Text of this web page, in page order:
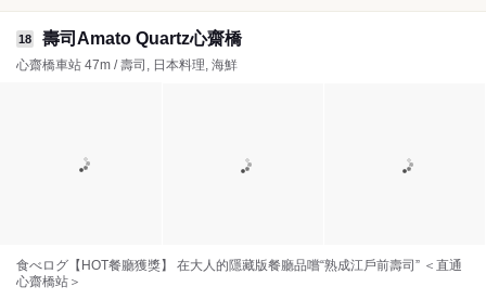
18 壽司Amato Quartz心齋橋
心齋橋車站 47m / 壽司, 日本料理, 海鮮
食べログ【HOT餐廳獲獎】 在大人的隱藏版餐廳品嚐“熟成江戶前壽司” ＜直通
心齋橋站＞